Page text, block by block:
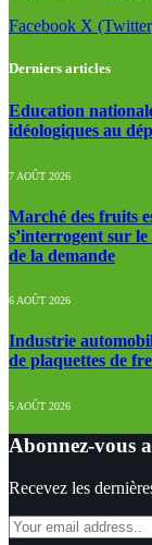
Facebook X
Derniers articles
Education
idéologiques au
7 AOÛT 2026
Marché des fruits
s’interrogent sur
de la demande
6 AOÛT 2026
Industrie
de plaquettes de
5 AOÛT 2026
Abonnez-vous
Recevez les